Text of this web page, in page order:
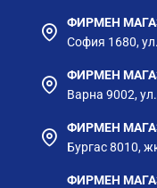
ФИРМЕН
София 1680,
ФИРМЕН
Варна 9002,
ФИРМЕН
Бургас 8010,
ФИРМЕН